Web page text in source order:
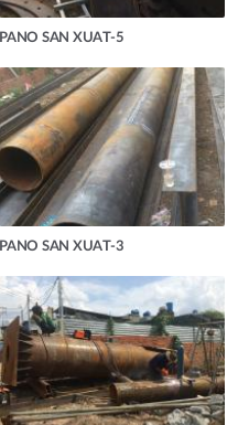
PANO SAN XUAT-5
PANO SAN XUAT-3